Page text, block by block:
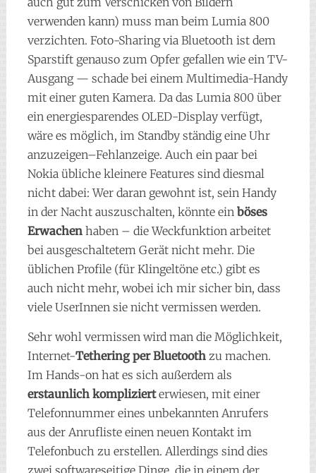
verwenden kann) muss man beim Lumia 800
verzichten. Foto-Sharing via Bluetooth ist dem
Sparstift genauso zum Opfer gefallen wie ein TV-
Ausgang — schade bei einem Multimedia-Handy
mit einer guten Kamera. Da das Lumia 800 über
ein energiesparendes OLED-Display verfügt,
wäre es möglich, im Standby ständig eine Uhr
anzuzeigen–Fehlanzeige. Auch ein paar bei
Nokia übliche kleinere Features sind diesmal
nicht dabei: Wer daran gewohnt ist, sein Handy
in der Nacht auszuschalten, könnte ein böses
Erwachenhaben – die Weckfunktion arbeitet
bei ausgeschaltetem Gerät nicht mehr. Die
üblichen Profile (für Klingeltöne etc.) gibt es
auch nicht mehr, wobei ich mir sicher bin, dass
viele UserInnen sie nicht vermissen werden.
Sehr wohl vermissen wird man die Möglichkeit,
Internet-Tethering per Bluetoothzu machen.
Im Hands-on hat es sich außerdem als
erstaunlich komplizierterwiesen, mit einer
Telefonnummer eines unbekannten Anrufers
aus der Anrufliste einen neuen Kontakt im
Telefonbuch zu erstellen. Allerdings sind dies
zwei softwareseitige Dinge, die in einem der